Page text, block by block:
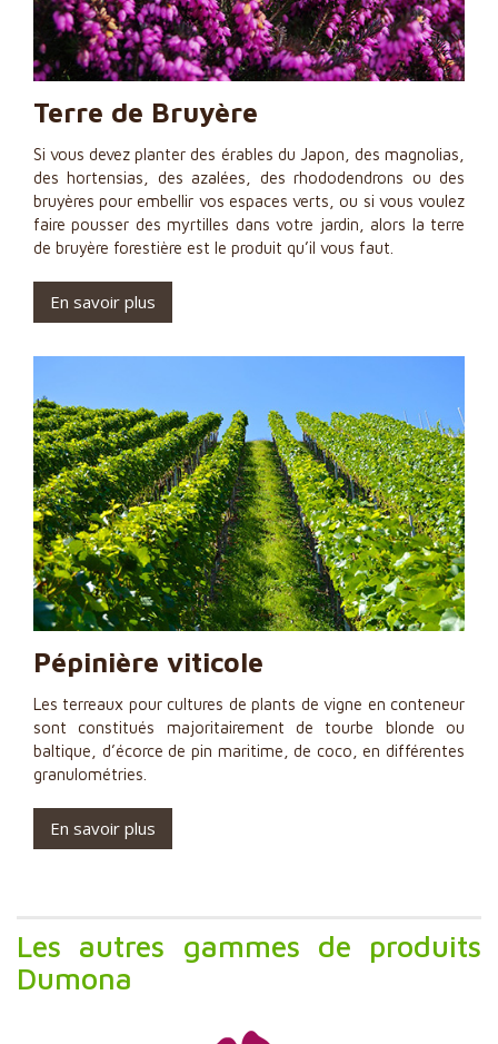
Terre de Bruyère
Si vous devez planter des érables du Japon, des magnolias,
des hortensias, des azalées, des rhododendrons ou des
bruyères pour embellir vos espaces verts, ou si vous voulez
faire pousser des myrtilles dans votre jardin, alors la terre
de bruyère forestière est le produit qu’il vous faut.
En savoir plus
Pépinière viticole
Les terreaux pour cultures de plants de vigne en conteneur
sont constitués majoritairement de tourbe blonde ou
baltique, d’écorce de pin maritime, de coco, en différentes
granulométries.
En savoir plus
Les autres gammes de produits
Dumona